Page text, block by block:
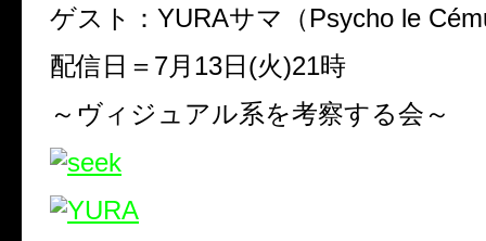
ゲスト： YURAサマ（Psycho le
配信日＝ 7月 13日 (火)21時
～ヴィジュアル系を考察する会～